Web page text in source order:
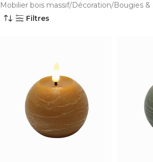
Mobilier bois massif Décoration Bougies
Filtres